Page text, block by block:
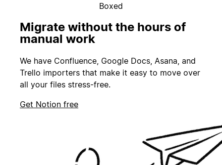
Boxed
Migrate without the hours of
manual work
We have Confluence, Google Docs, Asana, and
Trello importers that make it easy to move over
all your files stress-free.
Get Notion free